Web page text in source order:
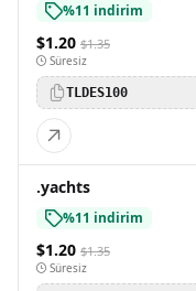
%11 indirim
$1.20 $1.35
Süresiz
TLDES100
.yachts
%11 indirim
$1.20 $1.35
Süresiz